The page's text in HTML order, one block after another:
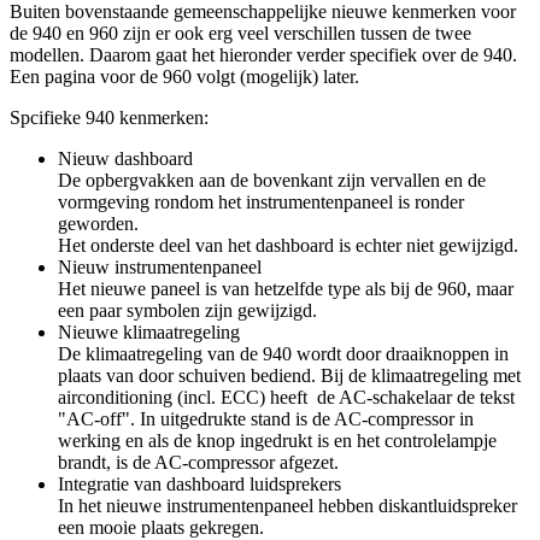
Buiten bovenstaande gemeenschappelijke nieuwe kenmerken voor
de 940 en 960 zijn er ook erg veel verschillen tussen de twee
modellen. Daarom gaat het hieronder verder specifiek over de 940.
Een pagina voor de 960 volgt (mogelijk) later.
Spcifieke 940 kenmerken:
Nieuw dashboard
De opbergvakken aan de bovenkant zijn vervallen en de
vormgeving rondom het instrumentenpaneel is ronder
geworden.
Het onderste deel van het dashboard is echter niet gewijzigd.
Nieuw instrumentenpaneel
Het nieuwe paneel is van hetzelfde type als bij de 960, maar
een paar symbolen zijn gewijzigd.
Nieuwe klimaatregeling
De klimaatregeling van de 940 wordt door draaiknoppen in
plaats van door schuiven bediend. Bij de klimaatregeling met
airconditioning (incl. ECC) heeft de AC-schakelaar de tekst
"AC-off". In uitgedrukte stand is de AC-compressor in
werking en als de knop ingedrukt is en het controlelampje
brandt, is de AC-compressor afgezet.
Integratie van dashboard luidsprekers
In het nieuwe instrumentenpaneel hebben diskantluidspreker
een mooie plaats gekregen.